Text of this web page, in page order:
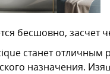
бесшовно, засчет
станет отличным
назначения.